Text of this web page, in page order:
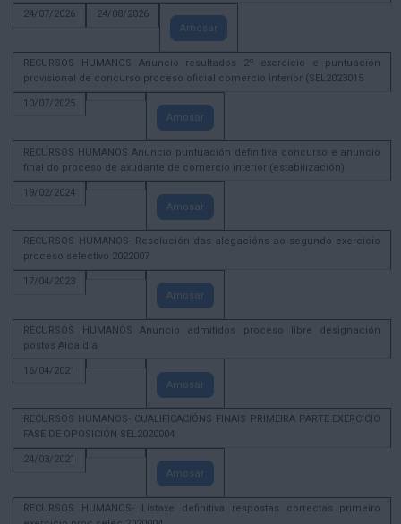
24/07/2026
24/08/2026
Amosar
RECURSOS HUMANOS Anuncio resultados 2º exercicio e puntuación
provisional de concurso proceso oficial comercio interior (SEL2023015
10/07/2025
Amosar
RECURSOS HUMANOS Anuncio puntuación definitiva concurso e anuncio
final do proceso de axudante de comercio interior (estabilización)
19/02/2024
Amosar
RECURSOS HUMANOS- Resolución das alegacións ao segundo exercicio
proceso selectivo 2022007
17/04/2023
Amosar
RECURSOS HUMANOS Anuncio admitidos proceso libre designación
postos Alcaldía
16/04/2021
Amosar
RECURSOS HUMANOS- CUALIFICACIÓNS FINAIS PRIMEIRA PARTE EXERCICIO
FASE DE OPOSICIÓN SEL2020004
24/03/2021
Amosar
RECURSOS HUMANOS- Listaxe definitiva respostas correctas primeiro